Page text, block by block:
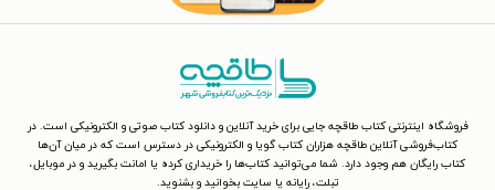
فروشگاه اینترنتی کتاب طاقچه جایی برای خرید آنلاین و دانلود کتاب صوتی و الکترونیکی است. در
کتاب‌فروشی آنلاین طاقچه هزاران کتاب گویا و الکترونیکی در دسترس است که در میان آن‌ها
کتاب رایگان هم وجود دارد. شما می‌توانید کتاب‌ها را خریداری کرده یا امانت بگیرید و در موبایل،
تبلت، رایانه یا سایت بخوانید و بشنوید.